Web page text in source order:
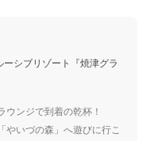
シブリゾート『焼津グラ
ウンジで到着の乾杯！
やいづの森」へ遊びに行こ